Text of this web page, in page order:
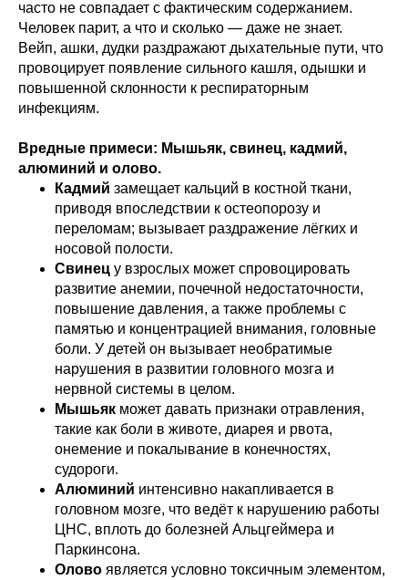
часто не совпадает с фактическим содержанием.
Человек парит, а что и сколько — даже не знает.
Вейп, ашки, дудки раздражают дыхательные пути, что
провоцирует появление сильного кашля, одышки и
повышенной склонности к респираторным
инфекциям.
Вредные примеси: Мышьяк, свинец, кадмий,
алюминий и олово.
Кадмий замещает кальций в костной ткани,
приводя впоследствии к остеопорозу и
переломам; вызывает раздражение лёгких и
носовой полости.
Свинец у взрослых может спровоцировать
развитие анемии, почечной недостаточности,
повышение давления, а также проблемы с
памятью и концентрацией внимания, головные
боли. У детей он вызывает необратимые
нарушения в развитии головного мозга и
нервной системы в целом.
Мышьяк может давать признаки отравления,
такие как боли в животе, диарея и рвота,
онемение и покалывание в конечностях,
судороги.
Алюминий интенсивно накапливается в
головном мозге, что ведёт к нарушению работы
ЦНС, вплоть до болезней Альцгеймера и
Паркинсона.
Олово является условно токсичным элементом,